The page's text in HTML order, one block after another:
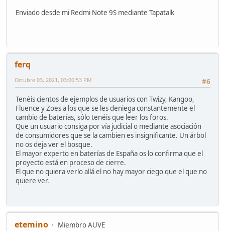
Enviado desde mi Redmi Note 9S mediante Tapatalk
ferq
#6
Octubre 03, 2021, 03:00:53 PM
Tenéis cientos de ejemplos de usuarios con Twizy, Kangoo,
Fluence y Zoes a los que se les deniega constantemente el
cambio de baterías, sólo tenéis que leer los foros.
Que un usuario consiga por vía judicial o mediante asociación
de consumidores que se la cambien es insignificante. Un árbol
no os deja ver el bosque.
El mayor experto en baterías de España os lo confirma que el
proyecto está en proceso de cierre.
El que no quiera verlo allá el no hay mayor ciego que el que no
quiere ver.
etemino
Miembro AUVE